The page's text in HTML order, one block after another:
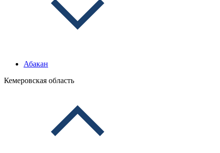
Абакан
Кемеровская область